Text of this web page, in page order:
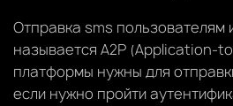
Отправка sms пользователям
называется A2P (Application-
платформы нужны для
если нужно пройти